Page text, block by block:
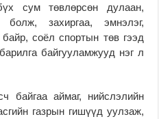
сум төвлөрсөн дулаан,
захиргаа, эмнэлэг,
байр, соёл спортын төв гээд
байгууламжууд нэг л
байгаа аймаг, нийслэлийн
газрын гишүүд уулзаж,